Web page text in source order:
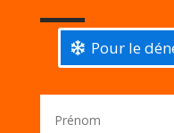
Pour le